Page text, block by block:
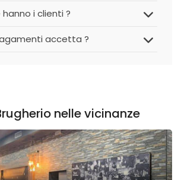
i clienti ?
accetta ?
nelle vicinanze